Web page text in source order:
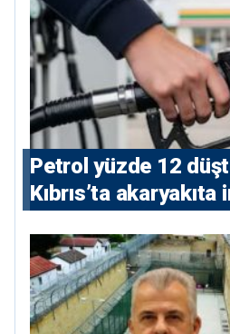
Petrol yüzde 12
Kıbrıs’ta